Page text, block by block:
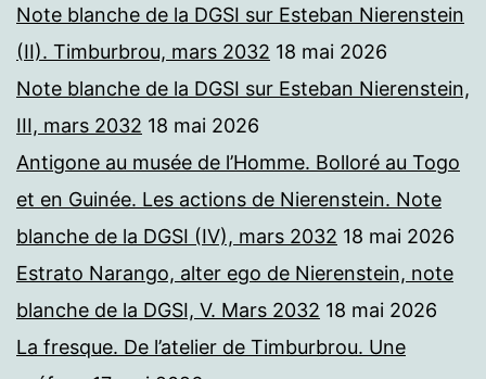
Note blanche de la DGSI sur Esteban Nierenstein
(II). Timburbrou, mars 2032 18 mai 2026
Note blanche de la DGSI sur Esteban Nierenstein,
III, mars 2032 18 mai 2026
Antigone au musée de l’Homme. Bolloré au Togo
et en Guinée. Les actions de Nierenstein. Note
blanche de la DGSI (IV), mars 2032 18 mai 2026
Estrato Narango, alter ego de Nierenstein, note
blanche de la DGSI, V. Mars 2032 18 mai 2026
La fresque. De l’atelier de Timburbrou. Une